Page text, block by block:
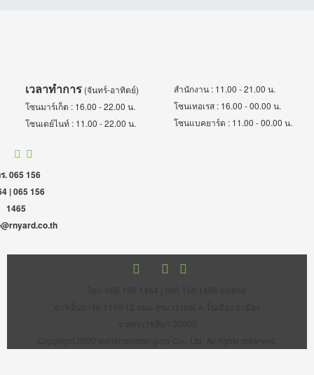
เวลาทำการ(จันทร์-อาทิตย์)
โซนมาร์เก็ต : 16.00 - 22.00 น.
โซนเดย์ไนท์ : 11.00 - 22.00 น.
สำนักงาน : 11.00 - 21.00 น.
โซนเทอเรส : 16.00 - 00.00 น.
โซนแบคยาร์ด : 11.00 - 00.00 น.
. 065 156
| 065 156
1465